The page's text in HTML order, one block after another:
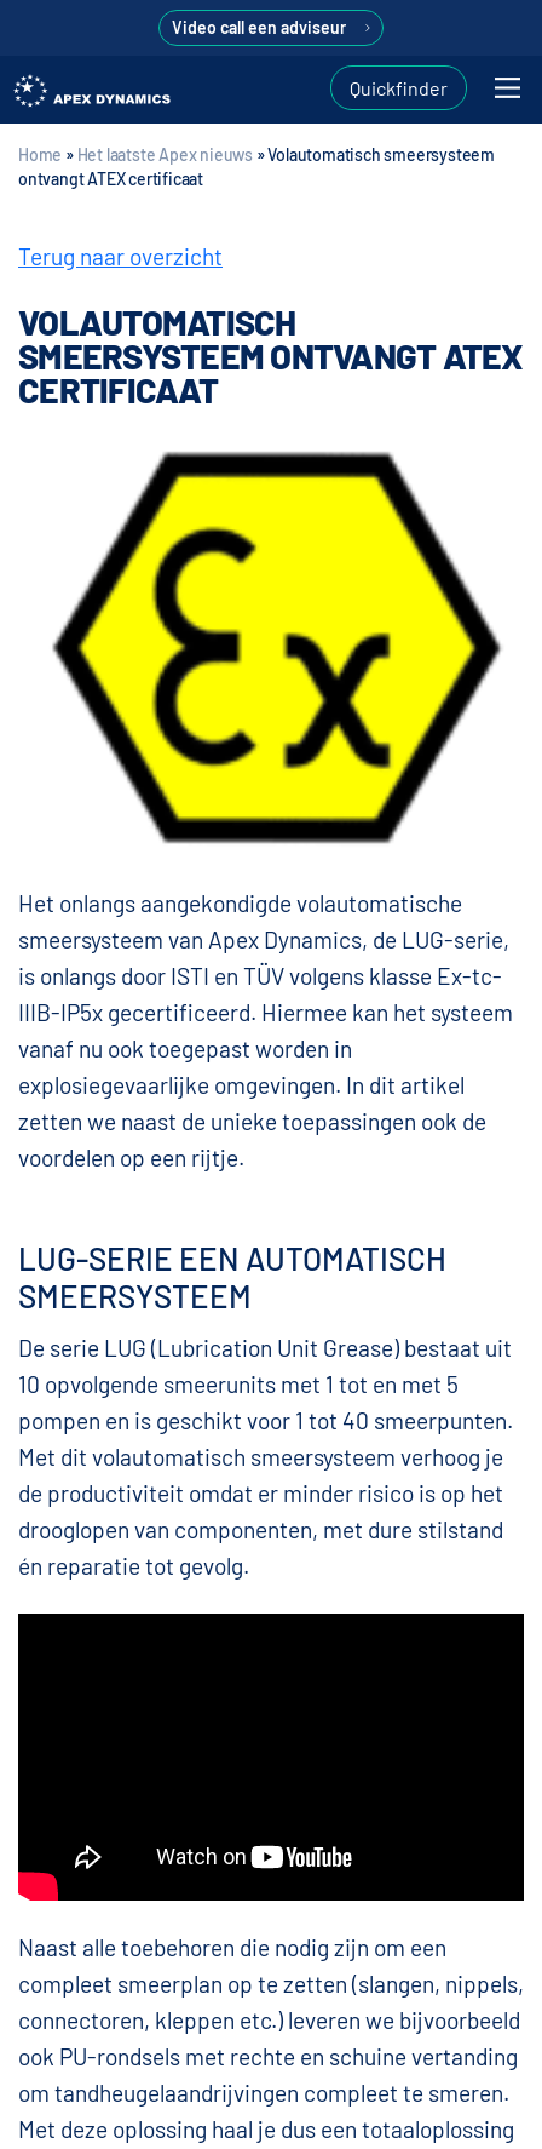
Video call een adviseur
Quickfinder
Home » Het laatste Apex nieuws »Volautomatisch smeersysteem
ontvangt ATEX certificaat
Terug naar overzicht
VOLAUTOMATISCH
SMEERSYSTEEM ONTVANGT ATEX
CERTIFICAAT
Het onlangs aangekondigde volautomatische
smeersysteem van Apex Dynamics, de LUG-serie,
is onlangs door ISTI en TÜV volgens klasse Ex-tc-
IIIB-IP5x gecertificeerd. Hiermee kan het systeem
vanaf nu ook toegepast worden in
explosiegevaarlijke omgevingen. In dit artikel
zetten we naast de unieke toepassingen ook de
voordelen op een rijtje.
LUG-SERIE EEN AUTOMATISCH
SMEERSYSTEEM
De serie LUG (Lubrication Unit Grease) bestaat uit
10 opvolgende smeerunits met 1 tot en met 5
pompen en is geschikt voor 1 tot 40 smeerpunten.
Met dit volautomatisch smeersysteem verhoog je
de productiviteit omdat er minder risico is op het
drooglopen van componenten, met dure stilstand
én reparatie tot gevolg.
Naast alle toebehoren die nodig zijn om een
compleet smeerplan op te zetten (slangen, nippels,
connectoren, kleppen etc.) leveren we bijvoorbeeld
ook PU-rondsels met rechte en schuine vertanding
om tandheugelaandrijvingen compleet te smeren.
Met deze oplossing haal je dus een totaaloplossing